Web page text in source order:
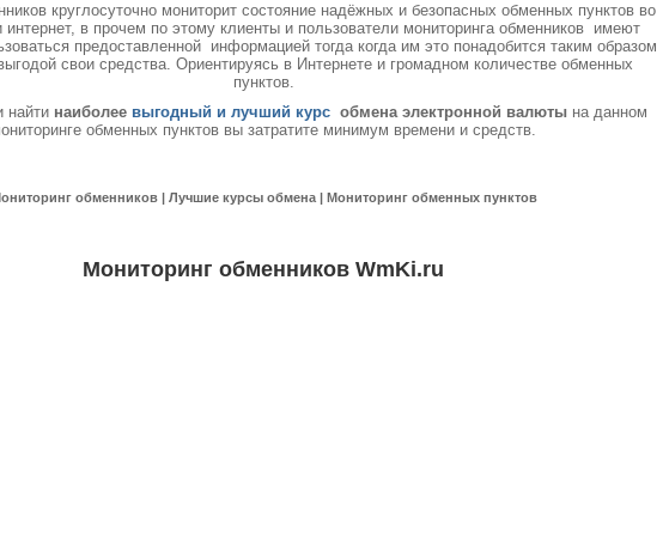
круглосуточно мониторит состояние надёжных и безопасных обменных пунктов во
интернет, в прочем по этому клиенты и пользователи мониторинга обменников имеют
предоставленной информацией тогда когда им это понадобится таким образом
свои средства. Ориентируясь в Интернете и громадном количестве обменных
пунктов.
найти наиболее выгодный и лучший курс обмена электронной валюты на данном
обменных пунктов вы затратите минимум времени и средств.
обменников | Лучшие курсы обмена | Мониторинг обменных пунктов
Мониторинг обменников WmKi.ru